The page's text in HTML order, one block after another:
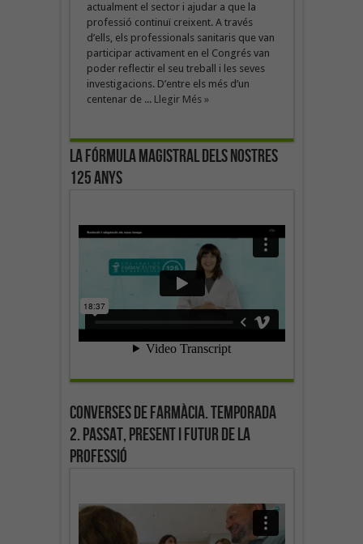
actualment el sector i ajudar a que la
professió continuï creixent. A través
d’ells, els professionals sanitaris que van
participar activament en el Congrés van
poder reflectir el seu treball i les seves
investigacions. D’entre els més d’un
centenar de ... Llegir Més »
La fórmula magistral dels nostres
125 anys
Converses de farmàcia. Temporada
2. Passat, present i futur de la
professió